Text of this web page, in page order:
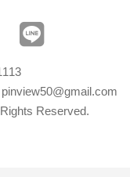
Reserved.